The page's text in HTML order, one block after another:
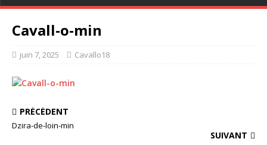
Cavall-o-min
juin 7, 2025 Cavallo18
PRÉCÉDENT
Dzira-de-loin-min
SUIVANT